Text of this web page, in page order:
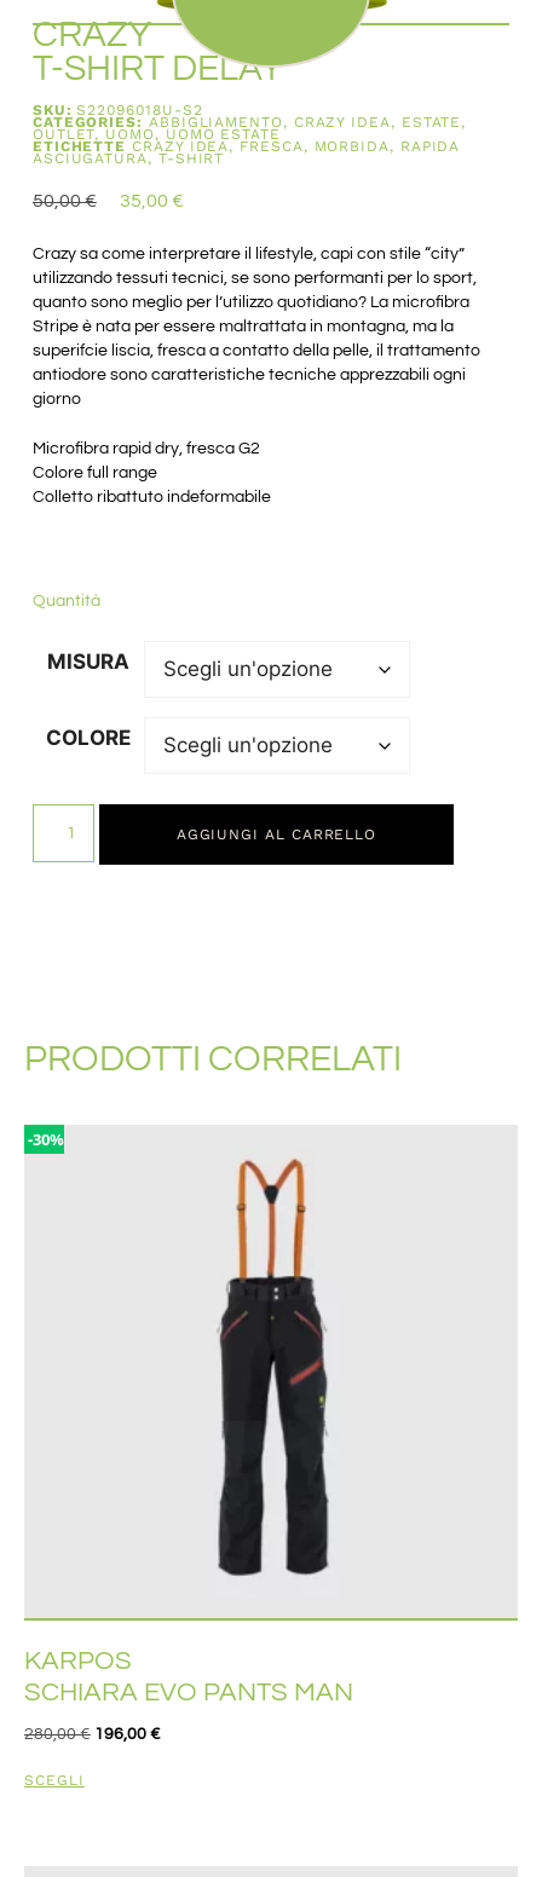
CRAZY
T-SHIRT DELAY
SKU:S22096018U-S2
CATEGORIES: ABBIGLIAMENTO , CRAZY IDEA, ESTATE ,
OUTLET, UOMO , UOMO ESTATE
ETICHETTE CRAZY IDEA, FRESCA, MORBIDA, RAPIDA
ASCIUGATURA, T-SHIRT
50,00€ 35,00 €
Crazy sa come interpretare il lifestyle, capi con stile “city”
utilizzando tessuti tecnici, se sono performanti per lo sport,
quanto sono meglio per l’utilizzo quotidiano? La microfibra
Stripe è nata per essere maltrattata in montagna, ma la
superifcie liscia, fresca a contatto della pelle, il trattamento
antiodore sono caratteristiche tecniche apprezzabili ogni
giorno
Microfibra rapid dry, fresca G2
Colore full range
Colletto ribattuto indeformabile
Quantità
MISURA
COLORE
AGGIUNGI AL CARRELLO
PRODOTTI CORRELATI
-30%
KARPOS
SCHIARA EVO PANTS MAN
280,00€ 196,00 €
SCEGLI